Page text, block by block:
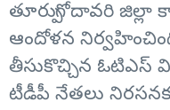
తూర్పుగోదావరి జిల్లా
ఆందోళన
తీసుకొచ్చిన ఓటిఎస్‌
టీడీపీ నేతలు